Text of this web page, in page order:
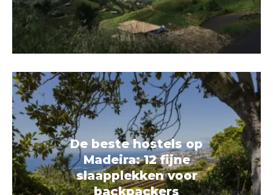
De beste hostels op
Madeira: 12 fijne
slaapplekken voor
backpackers